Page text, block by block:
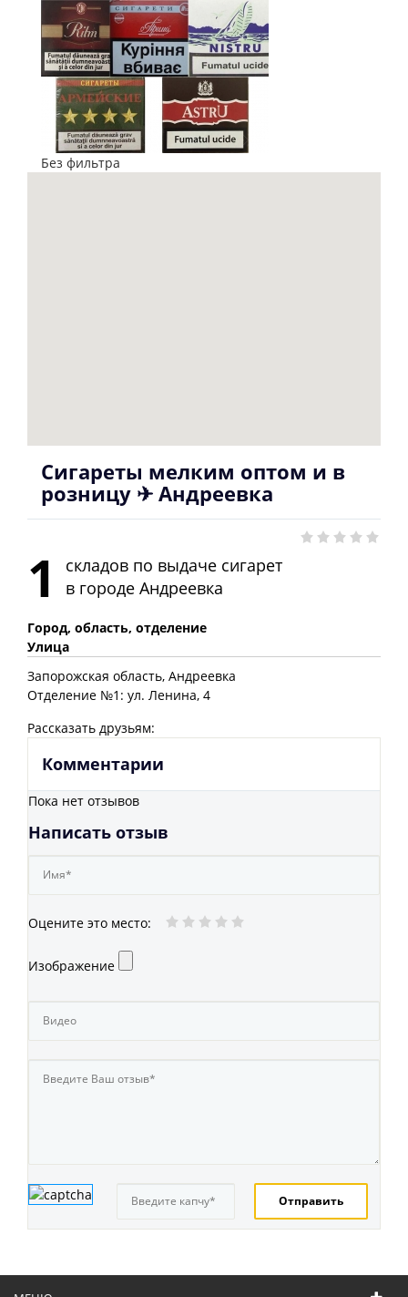
Без фильтра
Сигареты мелким оптом и в
розницу ✈ Андреевка
1
складов по выдаче сигарет
в городе Андреевка
Город, область, отделение
Улица
Запорожская область, Андреевка
Отделение №1: ул. Ленина, 4
Рассказать друзьям:
Комментарии
Пока нет отзывов
Написать отзыв
Оцените это место:
Изображение